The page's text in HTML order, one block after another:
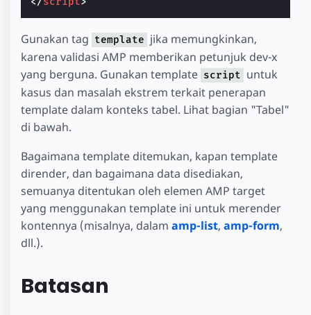
Gunakan tag template jika memungkinkan,
karena validasi AMP memberikan petunjuk dev-x
yang berguna. Gunakan template script untuk
kasus dan masalah ekstrem terkait penerapan
template dalam konteks tabel. Lihat bagian "Tabel"
di bawah.
Bagaimana template ditemukan, kapan template
dirender, dan bagaimana data disediakan,
semuanya ditentukan oleh elemen AMP target
yang menggunakan template ini untuk merender
kontennya (misalnya, dalam amp-list, amp-form,
dll.).
Batasan